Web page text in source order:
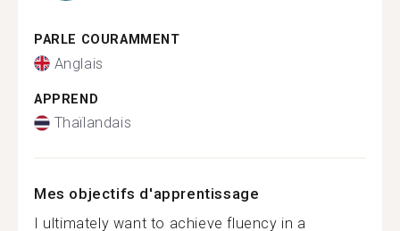
PARLE COURAMMENT
Anglais
APPREND
Thaïlandais
Mes objectifs d'apprentissage
I ultimately want to achieve fluency in a